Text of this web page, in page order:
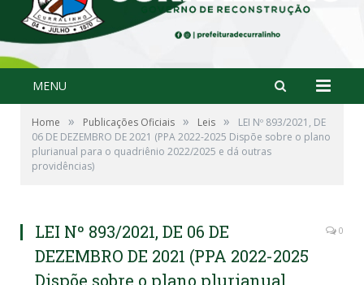
MENU
Home » Publicações Oficiais » Leis »
LEI Nº 893/2021, DE
06 DE DEZEMBRO DE 2021 (PPA 2022-2025 Dispõe sobre o plano
plurianual para o quadriênio 2022/2025 e dá outras
providências)
LEI Nº 893/2021, DE 06 DE
DEZEMBRO DE 2021 (PPA 2022-2025
Dispõe sobre o plano plurianual
0